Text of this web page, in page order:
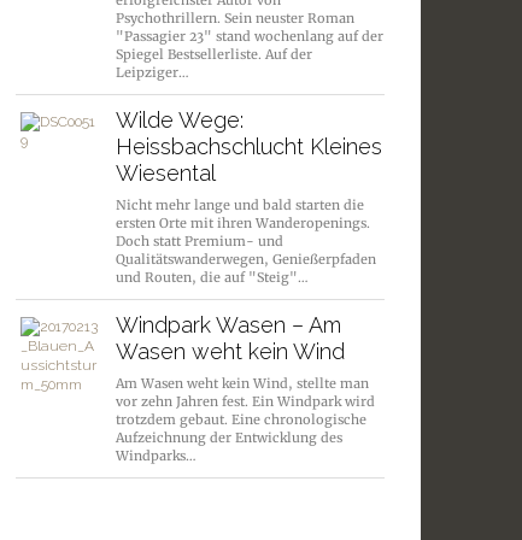
Psychothrillern. Sein neuster Roman
"Passagier 23" stand wochenlang auf der
Spiegel Bestsellerliste. Auf der
Leipziger…
Wilde Wege:
Heissbachschlucht Kleines
Wiesental
Nicht mehr lange und bald starten die
ersten Orte mit ihren Wanderopenings.
Doch statt Premium- und
Qualitätswanderwegen, Genießerpfaden
und Routen, die auf "Steig"…
Windpark Wasen – Am
Wasen weht kein Wind
Am Wasen weht kein Wind, stellte man
vor zehn Jahren fest. Ein Windpark wird
trotzdem gebaut. Eine chronologische
Aufzeichnung der Entwicklung des
Windparks…